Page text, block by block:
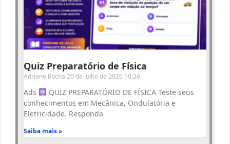
Quiz Preparatório de Física
Adriano Rocha 20 de julho de 2026 10:26
Ads
QUIZ PREPARATÓRIO DE FÍSICA Teste seus
conhecimentos em Mecânica, Ondulatória e
Eletricidade. Responda
Saiba mais »